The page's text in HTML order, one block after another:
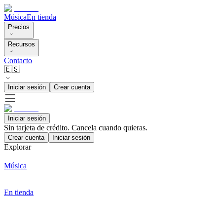
MúsicaEn tienda
Precios
Recursos
Contacto
🇪🇸
Iniciar sesión Crear cuenta
Iniciar sesión
Sin tarjeta de crédito. Cancela cuando quieras.
Crear cuenta Iniciar sesión
Explorar
Música
En tienda